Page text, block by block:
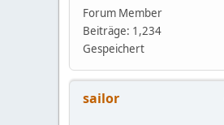
Forum Member
Beiträge: 1,234
Gespeichert
sailor